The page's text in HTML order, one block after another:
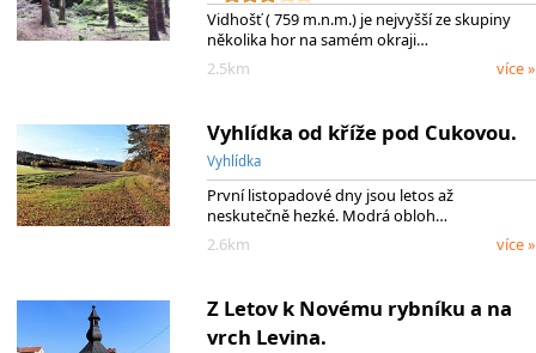
Vidhošť ( 759 m.n.m.) je nejvyšší ze skupiny
několika hor na samém okraji…
2.5km
více »
Vyhlídka od kříže pod Cukovou.
Vyhlídka
První listopadové dny jsou letos až
neskutečně hezké. Modrá obloh…
2.6km
více »
Z Letov k Novému rybníku a na
vrch Levina.